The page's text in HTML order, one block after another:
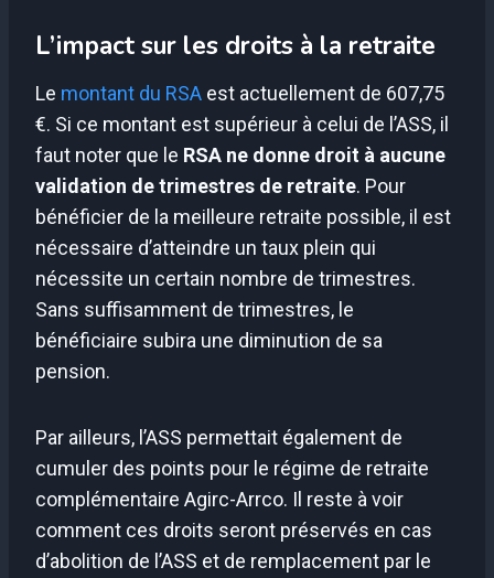
L’impact sur les droits à la retraite
Le montant du RSA est actuellement de 607,75
€. Si ce montant est supérieur à celui de l’ASS, il
faut noter que le RSA ne donne droit à aucune
validation de trimestres de retraite. Pour
bénéficier de la meilleure retraite possible, il est
nécessaire d’atteindre un taux plein qui
nécessite un certain nombre de trimestres.
Sans suffisamment de trimestres, le
bénéficiaire subira une diminution de sa
pension.
Par ailleurs, l’ASS permettait également de
cumuler des points pour le régime de retraite
complémentaire Agirc-Arrco. Il reste à voir
comment ces droits seront préservés en cas
d’abolition de l’ASS et de remplacement par le